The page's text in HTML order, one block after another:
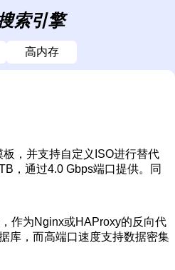
索引擎
高内存
，并支持自定义ISO进行替代
，通过4.0 Gbps端口提供。同
作为Nginx或HAProxy的反向代
库，而高端口速度支持数据密集